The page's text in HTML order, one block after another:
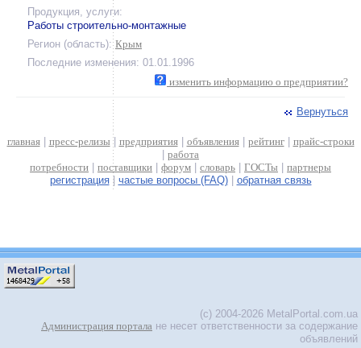
Продукция, услуги:
Работы строительно-монтажные
Регион (область): Крым
Последние изменения: 01.01.1996
изменить информацию о предприятии?
Вернуться
главная| пресс-релизы | предприятия| объявления| рейтинг| прайс-строки
работа
потребности
поставщики форум словарь ГОСТы
партнеры
регистрация| частые вопросы (FAQ)| обратная связь
(c) 2004-2026 MetalPortal.com.ua
Администрация портала не несет ответственности за содержание
объявлений